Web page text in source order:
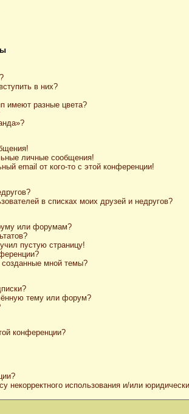
в них?
имеют разные цвета?
личные сообщения!
email от кого-то с этой конференции!
в списках моих друзей и недругов?
или форумам?
пустую страницу!
мной темы?
тему или форум?
конференции?
некорректного использования и/или